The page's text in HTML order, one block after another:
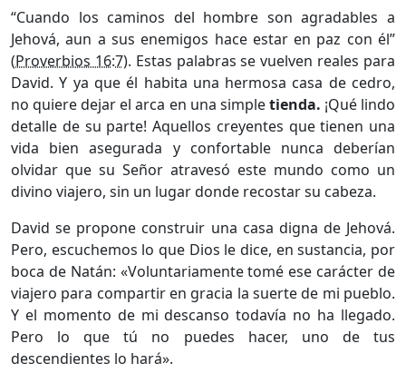
“Cuando los caminos del hombre son agradables a
Jehová, aun a sus enemigos hace estar en paz con él”
(Proverbios 16:7). Estas palabras se vuelven reales para
David. Y ya que él habita una hermosa casa de cedro,
no quiere dejar el arca en una simpletienda. ¡Qué lindo
detalle de su parte! Aquellos creyentes que tienen una
vida bien asegurada y confortable nunca deberían
olvidar que su Señor atravesó este mundo como un
divino viajero, sin un lugar donde recostar su cabeza.
David se propone construir una casa digna de Jehová.
Pero, escuchemos lo que Dios le dice, en sustancia, por
boca de Natán: «Voluntariamente tomé ese carácter de
viajero para compartir en gracia la suerte de mi pueblo.
Y el momento de mi descanso todavía no ha llegado.
Pero lo que tú no puedes hacer, uno de tus
descendientes lo hará».